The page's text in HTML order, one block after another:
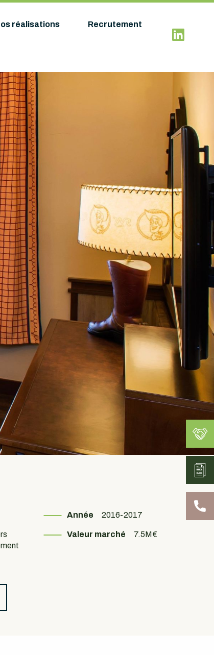
réalisations Recrutement
Année 2016-2017
Valeur marché 7.5M€